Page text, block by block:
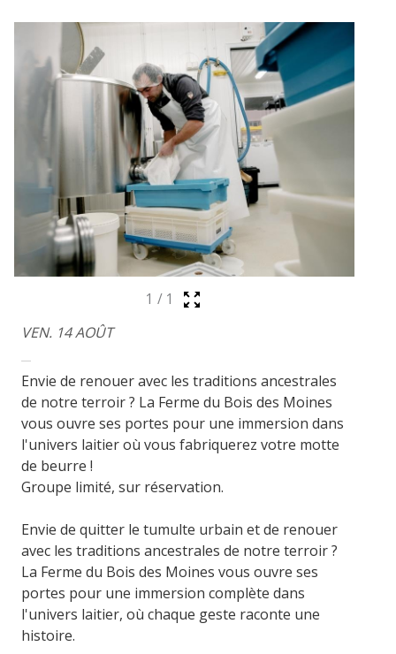
1 / 1
VEN. 14 AOÛT
Envie de renouer avec les traditions ancestrales
de notre terroir ? La Ferme du Bois des Moines
vous ouvre ses portes pour une immersion dans
l'univers laitier où vous fabriquerez votre motte
de beurre !
Groupe limité, sur réservation.
Envie de quitter le tumulte urbain et de renouer
avec les traditions ancestrales de notre terroir ?
La Ferme du Bois des Moines vous ouvre ses
portes pour une immersion complète dans
l'univers laitier, où chaque geste raconte une
histoire.